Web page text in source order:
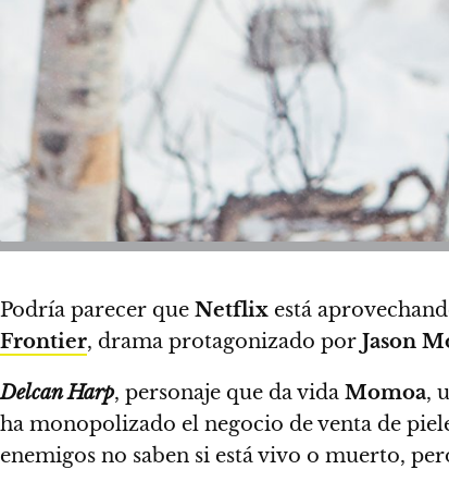
Podría parecer que Netflix está
Frontier, drama protagonizado por Jason
Delcan Harp, personaje que da vida Momoa,
ha monopolizado el negocio de venta de
enemigos no saben si está vivo o muerto,